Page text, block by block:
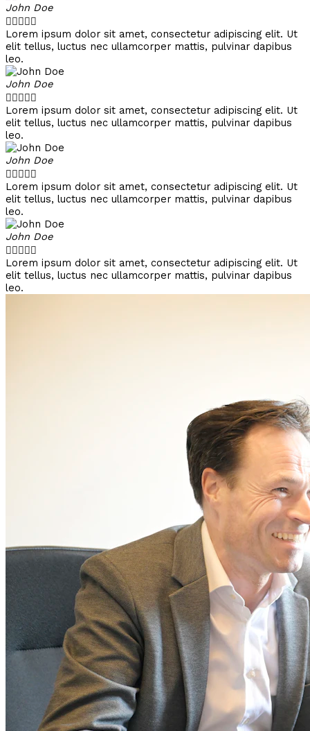
John Doe

Lorem ipsum dolor sit amet, consectetur adipiscing elit. Ut
elit tellus, luctus nec ullamcorper mattis, pulvinar dapibus
leo.
John Doe

Lorem ipsum dolor sit amet, consectetur adipiscing elit. Ut
elit tellus, luctus nec ullamcorper mattis, pulvinar dapibus
leo.
John Doe

Lorem ipsum dolor sit amet, consectetur adipiscing elit. Ut
elit tellus, luctus nec ullamcorper mattis, pulvinar dapibus
leo.
John Doe

Lorem ipsum dolor sit amet, consectetur adipiscing elit. Ut
elit tellus, luctus nec ullamcorper mattis, pulvinar dapibus
leo.